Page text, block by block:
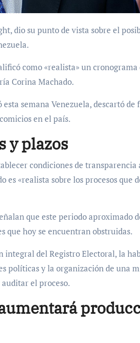
como «realista» un
Corina Machado.
semana Venezuela, descartó de
en el país.
y plazos
condiciones de transparencia
es «realista sobre los procesos que
que este periodo aproximado
que hoy se encuentran obstruidas.
integral del Registro Electoral, la
políticas y la organización de una
el proceso.